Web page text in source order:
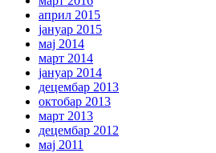
април 2015
јануар 2015
мај 2014
март 2014
јануар 2014
децембар 2013
октобар 2013
март 2013
децембар 2012
мај 2011